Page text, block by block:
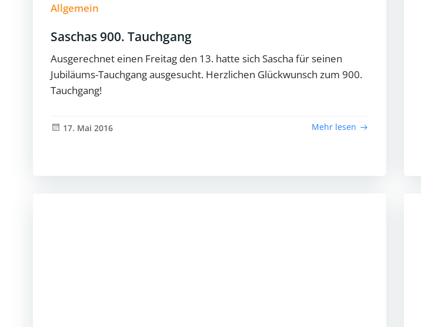
Allgemein
Saschas 900. Tauchgang
Ausgerechnet einen Freitag den 13. hatte sich Sascha für seinen
Jubiläums-Tauchgang ausgesucht. Herzlichen Glückwunsch zum 900.
Tauchgang!
17. Mai 2016 Mehr lesen